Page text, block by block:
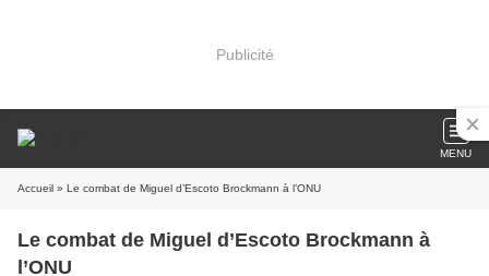
Publicité
MENU
Accueil » Le combat de Miguel d’Escoto Brockmann à l’ONU
Le combat de Miguel d’Escoto Brockmann à
l’ONU